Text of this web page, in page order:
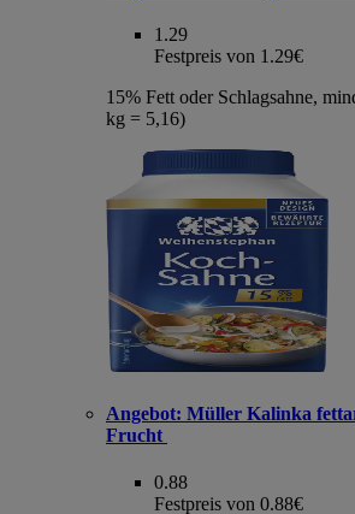
1.29
Festpreis von 1.29€
15% Fett oder Schlagsahne,
kg = 5,16)
Angebot: Müller Kalinka
Frucht
0.88
Festpreis von 0.88€